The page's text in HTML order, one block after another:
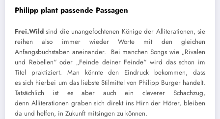
Philipp plant passende Passagen
Frei.Wild sind die unangefochtenen Königeder Alliterationen, sie
reihenalso immer wieder Worte mit den gleichen
Anfangsbuchstaben aneinander. Bei manchen Songs wie „Rivalen
und Rebellen“ oder „Feinde deiner Feinde“ wird das schon im
Titel praktiziert. Man könnte den Eindruck bekommen, dass
es sich hierbei um das liebste Stilmittel von PhilippBurger handelt.
Tatsächlich ist es aber auch ein cleverer Schachzug,
denn Alliterationen graben sich direkt ins Hirn der Hörer, bleiben
da und helfen, in Zukunft mitsingen zu können.